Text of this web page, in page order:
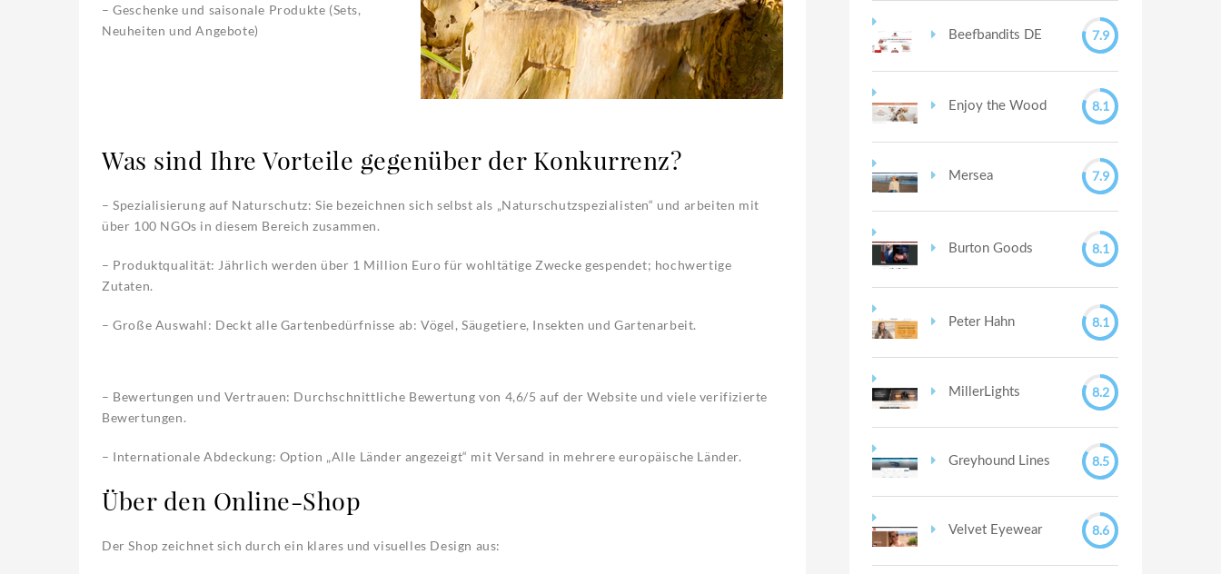
– Geschenke und saisonale Produkte (Sets,
Neuheiten und Angebote)
Was sind Ihre Vorteile gegenüber der Konkurrenz?
– Spezialisierung auf Naturschutz: Sie bezeichnen sich selbst als „Naturschutzspezialisten“ und arbeiten mit
über 100 NGOs in diesem Bereich zusammen.
– Produktqualität: Jährlich werden über 1 Million Euro für wohltätige Zwecke gespendet; hochwertige
Zutaten.
– Große Auswahl: Deckt alle Gartenbedürfnisse ab: Vögel, Säugetiere, Insekten und Gartenarbeit.
– Bewertungen und Vertrauen: Durchschnittliche Bewertung von 4,6/5 auf der Website und viele verifizierte
Bewertungen.
– Internationale Abdeckung: Option „Alle Länder angezeigt“ mit Versand in mehrere europäische Länder.
Über den Online-Shop
Der Shop zeichnet sich durch ein klares und visuelles Design aus:
Beefbandits DE 7.9
Enjoy the Wood 8.1
Mersea 7.9
Burton Goods 8.1
Peter Hahn 8.1
MillerLights 8.2
Greyhound Lines 8.5
Velvet Eyewear 8.6